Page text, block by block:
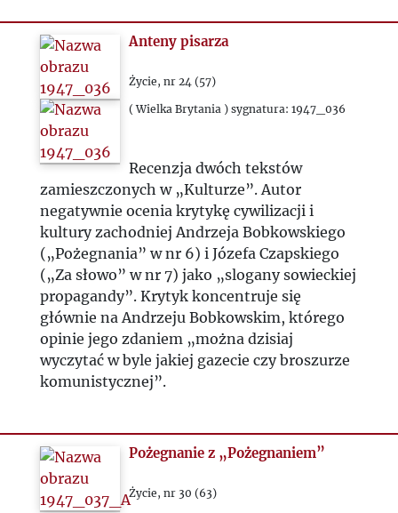
1975
1979
1980
1981
1982
1983
Anteny pisarza
Życie, nr 24 (57)
( Wielka Brytania ) sygnatura: 1947_036
Recenzja dwóch tekstów
zamieszczonych w „Kulturze”. Autor
negatywnie ocenia krytykę cywilizacji i
kultury zachodniej Andrzeja Bobkowskiego
(„Pożegnania” w nr 6) i Józefa Czapskiego
(„Za słowo” w nr 7) jako „slogany sowieckiej
propagandy”. Krytyk koncentruje się
głównie na Andrzeju Bobkowskim, którego
opinie jego zdaniem „można dzisiaj
wyczytać w byle jakiej gazecie czy broszurze
komunistycznej”.
Pożegnanie z „Pożegnaniem”
Życie, nr 30 (63)